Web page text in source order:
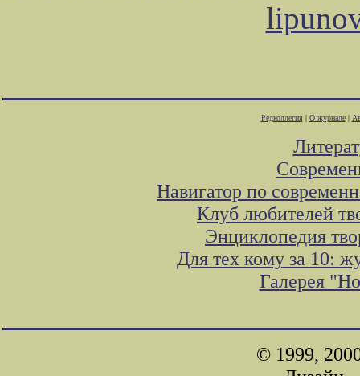
Редколлегия| О журнале|
Навигатор по
Клуб любителей
Энциклопедия
Для тех кому за 10:
Галерея
© 1999,